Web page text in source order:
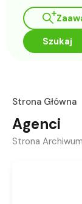
Szukaj
Strona Główna
Agenci
Strona Archiwum